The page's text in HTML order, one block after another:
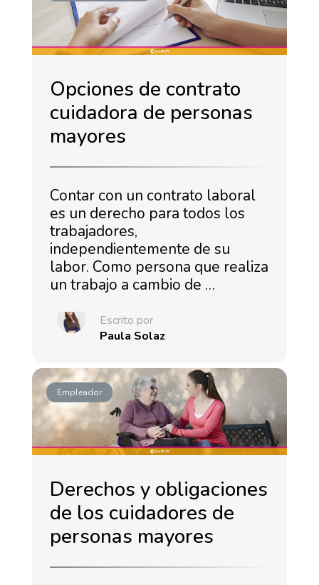
Opciones de contrato
cuidadora de personas
mayores
Contar con un contrato laboral
es un derecho para todos los
trabajadores,
independientemente de su
labor. Como persona que realiza
un trabajo a cambio de …
Escrito por
Paula Solaz
Empleador
Derechos y obligaciones
de los cuidadores de
personas mayores